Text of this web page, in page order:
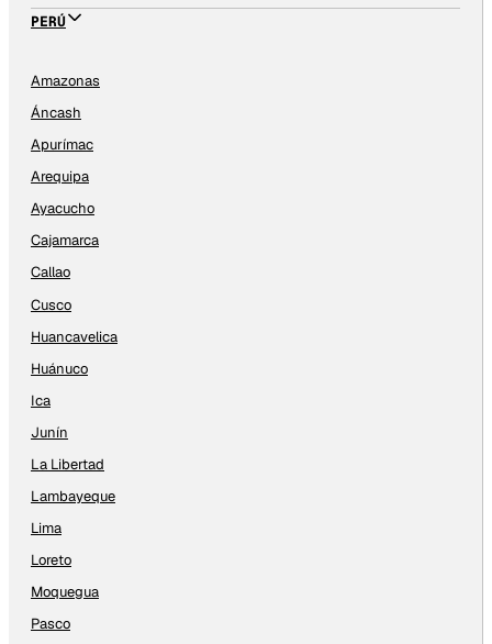
PERÚ
Amazonas
Áncash
Apurímac
Arequipa
Ayacucho
Cajamarca
Callao
Cusco
Huancavelica
Huánuco
Ica
Junín
La Libertad
Lambayeque
Lima
Loreto
Moquegua
Pasco